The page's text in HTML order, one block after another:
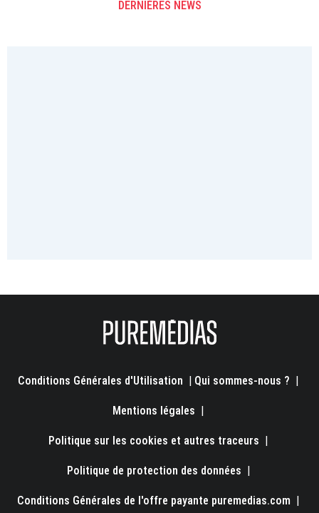
DERNIÈRES NEWS
Conditions Générales d'Utilisation | Qui sommes-nous ? |
Mentions légales |
Politique sur les cookies et autres traceurs |
Politique de protection des données |
Conditions Générales de l'offre payante puremedias.com |